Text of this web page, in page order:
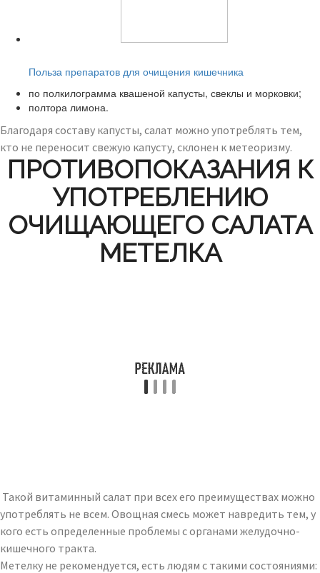
Польза препаратов для очищения кишечника
по полкилограмма квашеной капусты, свеклы и морковки;
полтора лимона.
Благодаря составу капусты, салат можно употреблять тем,
кто не переносит свежую капусту, склонен к метеоризму.
ПРОТИВОПОКАЗАНИЯ К
УПОТРЕБЛЕНИЮ
ОЧИЩАЮЩЕГО САЛАТА
МЕТЕЛКА
Такой витаминный салат при всех его преимуществах можно
употреблять не всем. Овощная смесь может навредить тем, у
кого есть определенные проблемы с органами желудочно-
кишечного тракта.
Метелку не рекомендуется, есть людям с такими состояниями: